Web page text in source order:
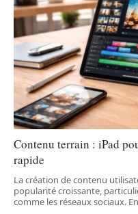
Contenu terrain : iPad
rapide
La création de contenu
popularité croissante,
comme les réseaux sociaux.